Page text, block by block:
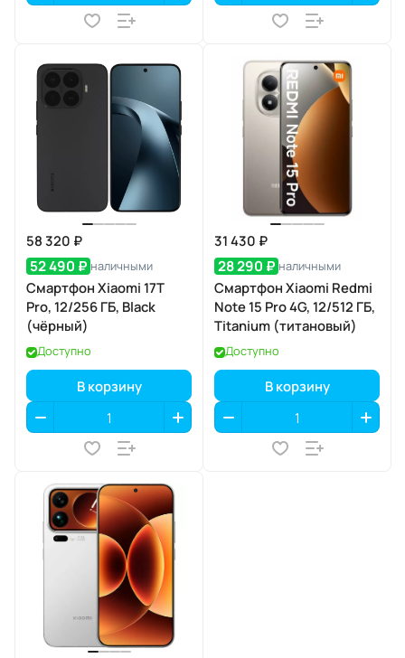
58 320 ₽
52 490 ₽ наличными
Смартфон Xiaomi 17T
Pro, 12/256 ГБ, Black
(чёрный)
Доступно
В корзину
31 430 ₽
28 290 ₽ наличными
Смартфон Xiaomi Redmi
Note 15 Pro 4G, 12/512 ГБ,
Titanium (титановый)
Доступно
В корзину